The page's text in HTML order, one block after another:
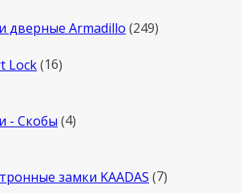
дверные Armadillo 249249
Lock 1616
- Скобы 4товара
замки KAADAS 77